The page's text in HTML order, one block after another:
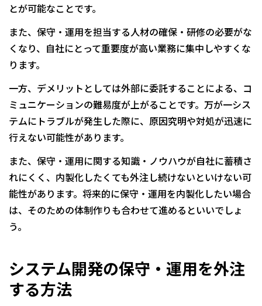
とが可能なことです。
また、保守・運用を担当する人材の確保・研修の必要がな
くなり、自社にとって重要度が高い業務に集中しやすくな
ります。
一方、デメリットとしては外部に委託することによる、コ
ミュニケーションの難易度が上がることです。万が一シス
テムにトラブルが発生した際に、原因究明や対処が迅速に
行えない可能性があります。
また、保守・運用に関する知識・ノウハウが自社に蓄積さ
れにくく、内製化したくても外注し続けないといけない可
能性があります。将来的に保守・運用を内製化したい場合
は、そのための体制作りも合わせて進めるといいでしょ
う。
システム開発の保守・運用を外注
する方法